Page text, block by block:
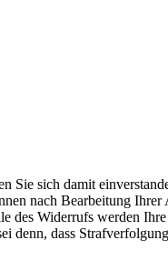
Sie sich damit
nach Bearbeitung
Widerrufs werden
denn, dass